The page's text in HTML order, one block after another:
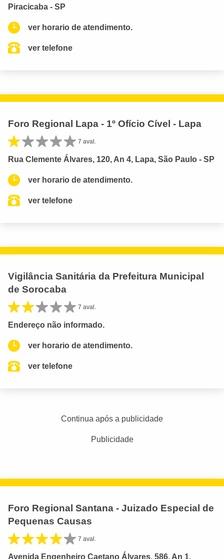
Piracicaba - SP
ver horario de atendimento.
ver telefone
Foro Regional Lapa - 1º Ofício Cível - Lapa
7 aval.
Rua Clemente Álvares, 120, An 4, Lapa, São Paulo - SP
ver horario de atendimento.
ver telefone
Vigilância Sanitária da Prefeitura Municipal
de Sorocaba
7 aval.
Endereço não informado.
ver horario de atendimento.
ver telefone
Continua após a publicidade
Publicidade
Foro Regional Santana - Juizado Especial de
Pequenas Causas
7 aval.
Avenida Engenheiro Caetano Álvares, 586, An 1,